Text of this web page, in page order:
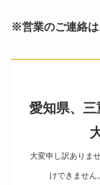
※営業のご連絡は
愛知県、三
大変申し訳ありま
けできません